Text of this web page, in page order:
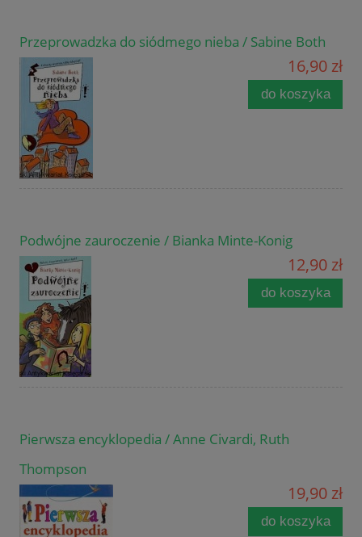
Przeprowadzka do siódmego nieba / Sabine Both
16,90 zł
do koszyka
Podwójne zauroczenie / Bianka Minte-Konig
12,90 zł
do koszyka
Pierwsza encyklopedia / Anne Civardi, Ruth
Thompson
19,90 zł
do koszyka